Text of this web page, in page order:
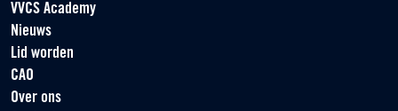
VVCS Academy
Nieuws
Lid worden
CAO
Over ons